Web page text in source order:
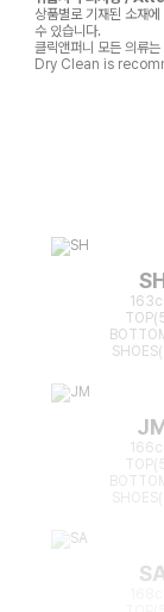
상품별로 기재된 소재
수 있습니다.
클릭앤퍼니 모든 의류
Dry Clean is